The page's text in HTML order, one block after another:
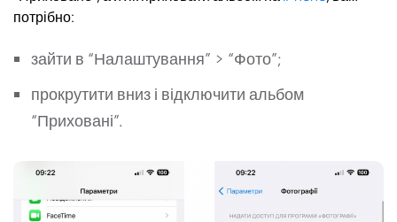
потрібно:
зайти в “Налаштування” > “Фото”;
прокрутити вниз і відключити альбом
“Приховані”.